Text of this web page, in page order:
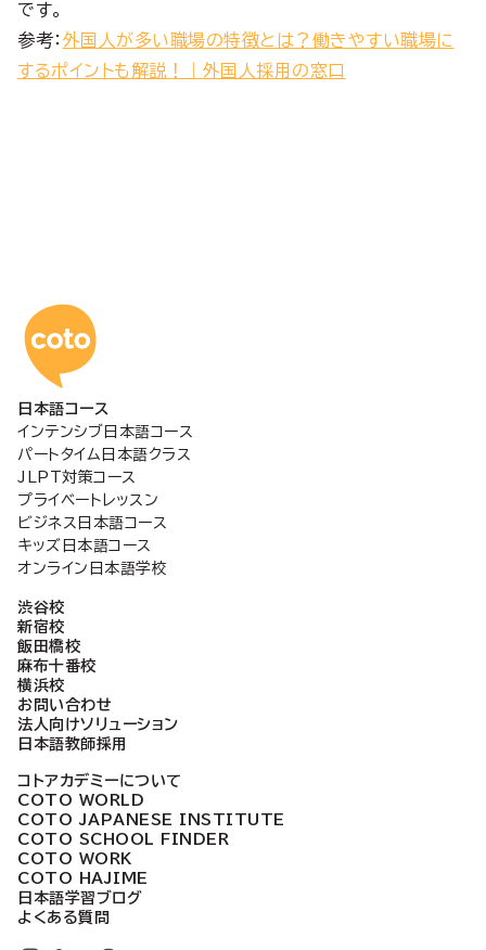
です。
参考： 外国人が多い職場の特徴とは？働きやすい職場に
するポイントも解説！｜外国人採用の窓口
コトアカデミー日本語
日本語コース
インテンシブ日本語コース
パートタイム日本語クラス
JLPT対策コース
プライベートレッスン
ビジネス日本語コース
キッズ日本語コース
オンライン日本語学校
渋谷校
新宿校
飯田橋校
麻布十番校
横浜校
お問い合わせ
法人向けソリューション
日本語教師採用
コトアカデミーについて
COTO WORLD
COTO JAPANESE INSTITUTE
COTO SCHOOL FINDER
COTO WORK
COTO HAJIME
日本語学習ブログ
よくある質問